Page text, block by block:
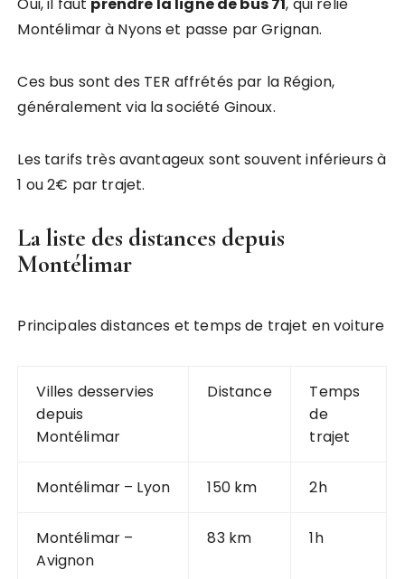
Montélimar à Nyons et passe par Grignan.
Ces bus sont des TER affrétés par la Région,
généralement via la société Ginoux.
Les tarifs très avantageux sont souvent inférieurs à
1 ou 2€ par trajet.
La liste des distances depuis
Montélimar
Principales distances et temps de trajet en voiture
Villes desservies
depuis
Montélimar
Distance
Temps
de
trajet
Montélimar – Lyon 150 km 2h
Montélimar –
Avignon
83 km 1h